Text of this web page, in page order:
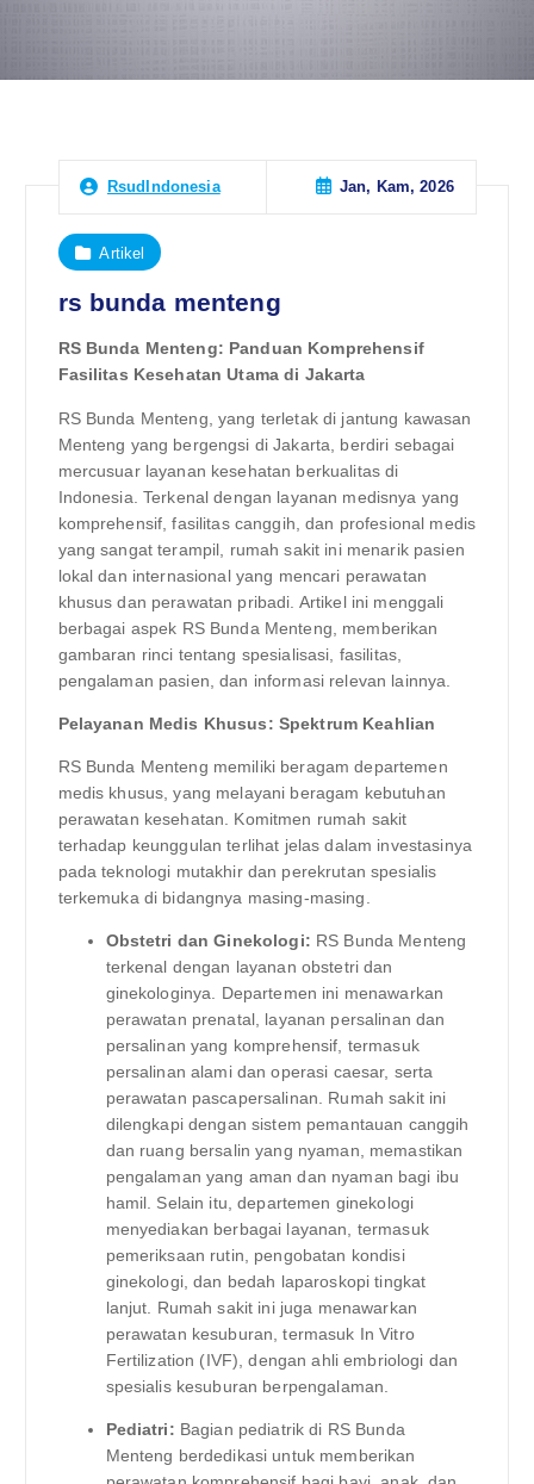
RsudIndonesia Jan, Kam, 2026
Artikel
rs bunda menteng
RS Bunda Menteng: Panduan Komprehensif
Fasilitas Kesehatan Utama di Jakarta
RS Bunda Menteng, yang terletak di jantung kawasan
Menteng yang bergengsi di Jakarta, berdiri sebagai
mercusuar layanan kesehatan berkualitas di
Indonesia. Terkenal dengan layanan medisnya yang
komprehensif, fasilitas canggih, dan profesional medis
yang sangat terampil, rumah sakit ini menarik pasien
lokal dan internasional yang mencari perawatan
khusus dan perawatan pribadi. Artikel ini menggali
berbagai aspek RS Bunda Menteng, memberikan
gambaran rinci tentang spesialisasi, fasilitas,
pengalaman pasien, dan informasi relevan lainnya.
Pelayanan Medis Khusus: Spektrum Keahlian
RS Bunda Menteng memiliki beragam departemen
medis khusus, yang melayani beragam kebutuhan
perawatan kesehatan. Komitmen rumah sakit
terhadap keunggulan terlihat jelas dalam investasinya
pada teknologi mutakhir dan perekrutan spesialis
terkemuka di bidangnya masing-masing.
Obstetri dan Ginekologi: RS Bunda Menteng
terkenal dengan layanan obstetri dan
ginekologinya. Departemen ini menawarkan
perawatan prenatal, layanan persalinan dan
persalinan yang komprehensif, termasuk
persalinan alami dan operasi caesar, serta
perawatan pascapersalinan. Rumah sakit ini
dilengkapi dengan sistem pemantauan canggih
dan ruang bersalin yang nyaman, memastikan
pengalaman yang aman dan nyaman bagi ibu
hamil. Selain itu, departemen ginekologi
menyediakan berbagai layanan, termasuk
pemeriksaan rutin, pengobatan kondisi
ginekologi, dan bedah laparoskopi tingkat
lanjut. Rumah sakit ini juga menawarkan
perawatan kesuburan, termasuk In Vitro
Fertilization (IVF), dengan ahli embriologi dan
spesialis kesuburan berpengalaman.
Pediatri: Bagian pediatrik di RS Bunda
Menteng berdedikasi untuk memberikan